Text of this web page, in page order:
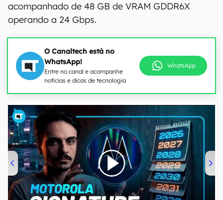
acompanhado de 48 GB de VRAM GDDR6X
operando a 24 Gbps.
O Canaltech está no
WhatsApp!
Entre no canal e acompanhe
notícias e dicas de tecnologia
WhatsApp